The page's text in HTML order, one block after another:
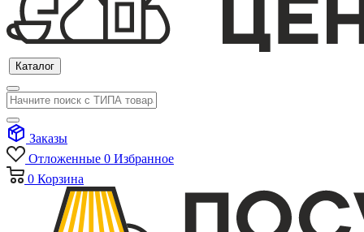
Каталог
Заказы
Отложенные 0 Избранное
0 Корзина